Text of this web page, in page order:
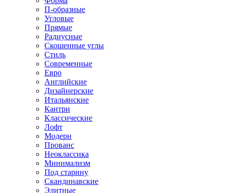
П-образные
Угловые
Прямые
Радиусные
Скошенные углы
Стиль
Современные
Евро
Английские
Дизайнерские
Итальянские
Кантри
Классические
Лофт
Модерн
Прованс
Неоклассика
Минимализм
Под старину
Скандинавские
Элитные